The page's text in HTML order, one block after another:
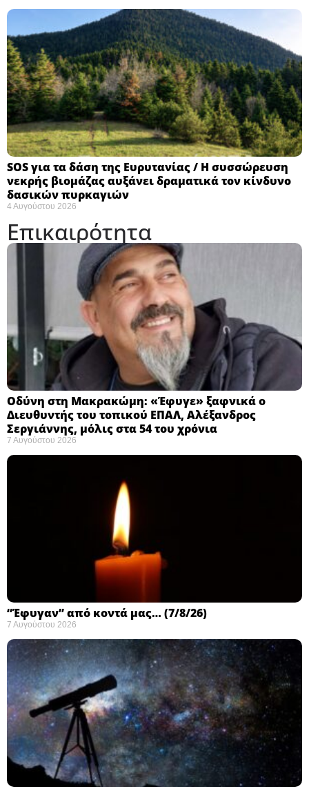
SOS για τα δάση της Ευρυτανίας / Η συσσώρευση
νεκρής βιομάζας αυξάνει δραματικά τον κίνδυνο
δασικών πυρκαγιών
4 Αυγούστου 2026
Επικαιρότητα
Οδύνη στη Μακρακώμη: «Έφυγε» ξαφνικά ο
Διευθυντής του τοπικού ΕΠΑΛ, Αλέξανδρος
Σεργιάννης, μόλις στα 54 του χρόνια
7 Αυγούστου 2026
“Έφυγαν” από κοντά μας… (7/8/26)
7 Αυγούστου 2026